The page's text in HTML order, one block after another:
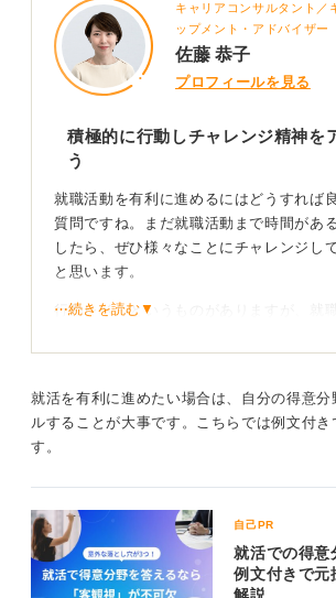
持って語れます。
0
キャリアコンサルタント／
ップメント・アドバイザー
佐藤 恭子
プロフィールを見る
積極的に行動しチャレンジ精神を
う
就職活動を有利に進めるにはどうすれば
質問ですね。まだ就職活動まで時間があ
したら、ぜひ様々なことにチャレンジし
と思います。
行動レベルというものがありますが、就
「ご自身の考えに基づいて行動する」と
周りを巻き込み新たな価値を生み出そ
最も高いレベルは、ご自身の考えに基づ
けでなく、周囲を巻き込んで新しいもの
とです。
たとえば、サークルを立ち上げるという
⋯続きを読む▼
就活を有利に進めたい場合は、自分の得意
ルすることが大事です。こちらでは例文付き
す。
自己PR
就活での得意
例文付きで元
解説